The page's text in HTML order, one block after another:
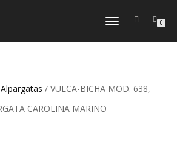
CAMBIAR
0
Alpargatas / VULCA-BICHA MOD. 638,
CAROLINA MARINO